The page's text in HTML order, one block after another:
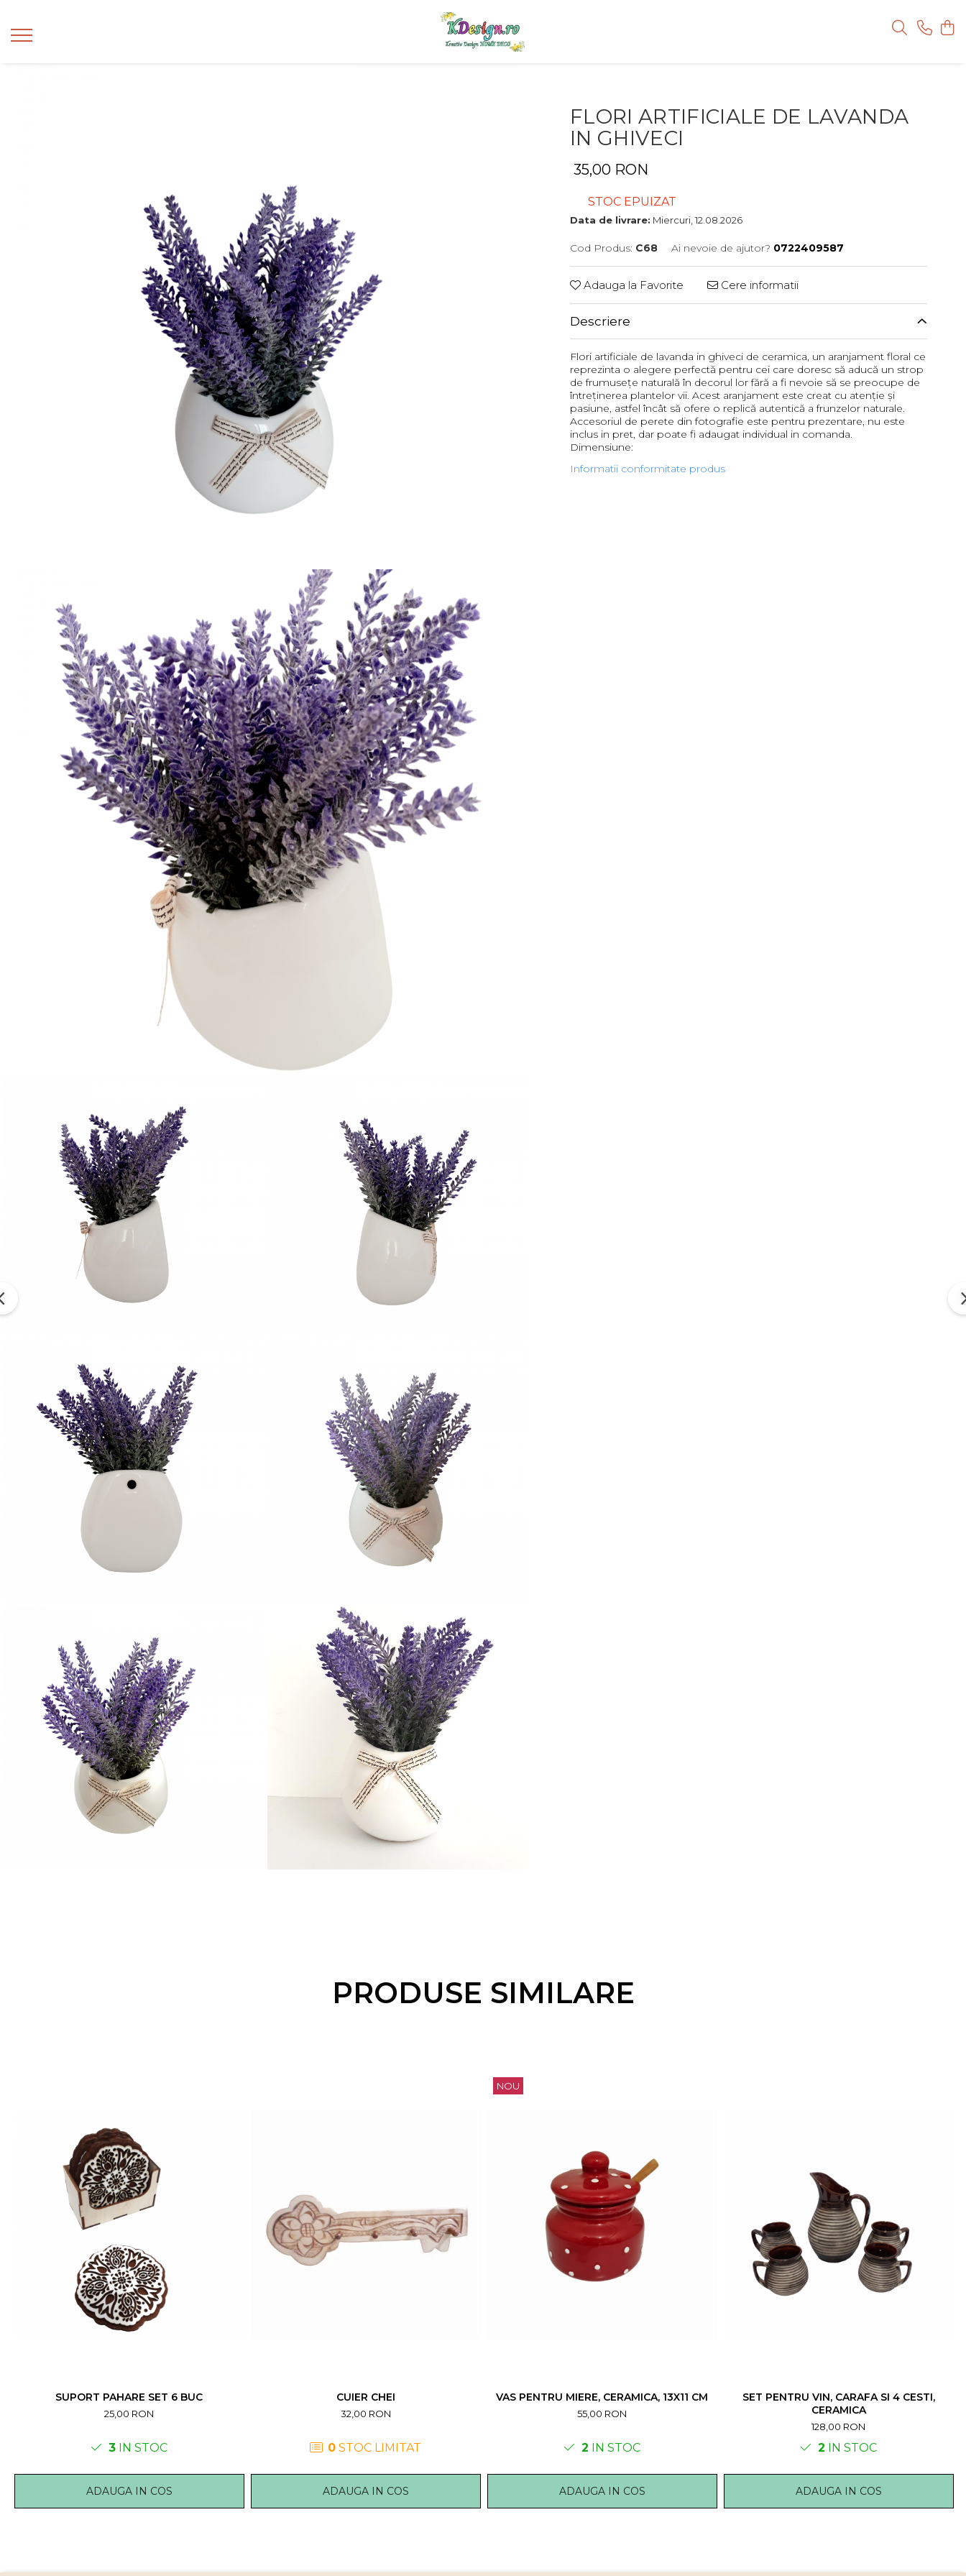
FLORI ARTIFICIALE DE LAVANDA
IN GHIVECI
35,00 RON
STOC EPUIZAT
Data de livrare: Miercuri, 12.08.2026
Cod Produs: C68 Ai nevoie de ajutor? 0722409587
Adauga la Favorite Cere informatii
Descriere
Flori artificiale de lavanda in ghiveci de ceramica, un aranjament floral ce
reprezinta o alegere perfectă pentru cei care doresc să aducă un strop
de frumusețe naturală în decorul lor fără a fi nevoie să se preocupe de
întreținerea plantelor vii. Acest aranjament este creat cu atenție și
pasiune, astfel încât să ofere o replică autentică a frunzelor naturale.
Accesoriul de perete din fotografie este pentru prezentare, nu este
inclus in pret, dar poate fi adaugat individual in comanda.
Dimensiune:
Informatii conformitate produs
PRODUSE SIMILARE
SUPORT PAHARE SET 6 BUC
25,00 RON
3 IN STOC
ADAUGA IN COS
CUIER CHEI
32,00 RON
0 STOC LIMITAT
ADAUGA IN COS
NOU
VAS PENTRU MIERE, CERAMICA, 13X11 CM
55,00 RON
2 IN STOC
ADAUGA IN COS
SET PENTRU VIN, CARAFA SI 4 CESTI,
CERAMICA
128,00 RON
2 IN STOC
ADAUGA IN COS